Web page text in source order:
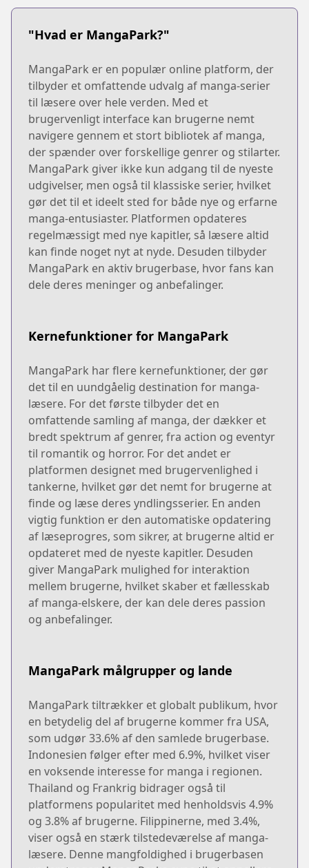
"Hvad er MangaPark?"
MangaPark er en populær online platform, der
tilbyder et omfattende udvalg af manga-serier
til læsere over hele verden. Med et
brugervenligt interface kan brugerne nemt
navigere gennem et stort bibliotek af manga,
der spænder over forskellige genrer og stilarter.
MangaPark giver ikke kun adgang til de nyeste
udgivelser, men også til klassiske serier, hvilket
gør det til et ideelt sted for både nye og erfarne
manga-entusiaster. Platformen opdateres
regelmæssigt med nye kapitler, så læsere altid
kan finde noget nyt at nyde. Desuden tilbyder
MangaPark en aktiv brugerbase, hvor fans kan
dele deres meninger og anbefalinger.
Kernefunktioner for MangaPark
MangaPark har flere kernefunktioner, der gør
det til en uundgåelig destination for manga-
læsere. For det første tilbyder det en
omfattende samling af manga, der dækker et
bredt spektrum af genrer, fra action og eventyr
til romantik og horror. For det andet er
platformen designet med brugervenlighed i
tankerne, hvilket gør det nemt for brugerne at
finde og læse deres yndlingsserier. En anden
vigtig funktion er den automatiske opdatering
af læseprogres, som sikrer, at brugerne altid er
opdateret med de nyeste kapitler. Desuden
giver MangaPark mulighed for interaktion
mellem brugerne, hvilket skaber et fællesskab
af manga-elskere, der kan dele deres passion
og anbefalinger.
MangaPark målgrupper og lande
MangaPark tiltrækker et globalt publikum, hvor
en betydelig del af brugerne kommer fra USA,
som udgør 33.6% af den samlede brugerbase.
Indonesien følger efter med 6.9%, hvilket viser
en voksende interesse for manga i regionen.
Thailand og Frankrig bidrager også til
platformens popularitet med henholdsvis 4.9%
og 3.8% af brugerne. Filippinerne, med 3.4%,
viser også en stærk tilstedeværelse af manga-
læsere. Denne mangfoldighed i brugerbasen